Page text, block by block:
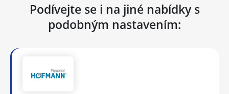
Podívejte se i na jiné nabídky s
podobným nastavením: